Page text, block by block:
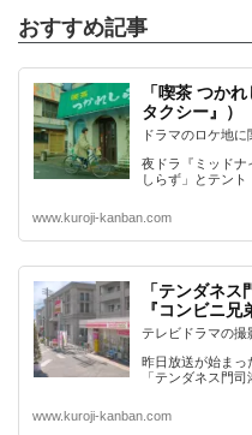
おすすめ記事
「喫茶 つか
タクシー』）
ドラマのロケ地に
夜ドラ『ミッドナ
しらず」とテン
www.kuroji-kanban.com
「テンダネ
『コンビニ兄
テレビドラマの撮
昨日放送が始まっ
「テンダネス門
www.kuroji-kanban.com